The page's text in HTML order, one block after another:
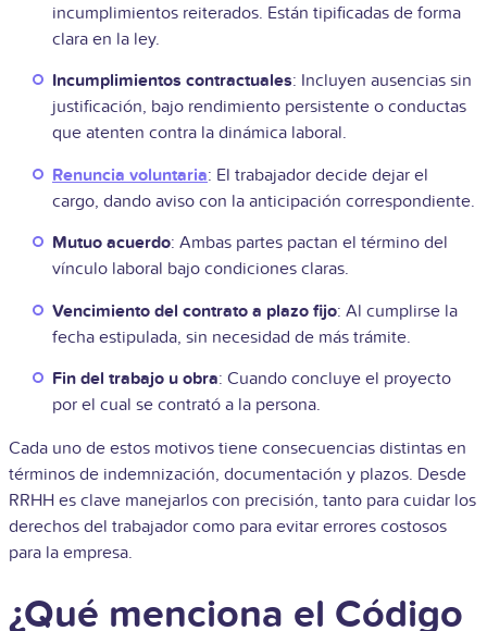
incumplimientos reiterados. Están tipificadas de forma
clara en la ley.
Incumplimientos contractuales: Incluyen ausencias sin
justificación, bajo rendimiento persistente o conductas
que atenten contra la dinámica laboral.
Renuncia voluntaria: El trabajador decide dejar el
cargo, dando aviso con la anticipación correspondiente.
Mutuo acuerdo: Ambas partes pactan el término del
vínculo laboral bajo condiciones claras.
Vencimiento del contrato a plazo fijo: Al cumplirse la
fecha estipulada, sin necesidad de más trámite.
Fin del trabajo u obra: Cuando concluye el proyecto
por el cual se contrató a la persona.
Cada uno de estos motivos tiene consecuencias distintas en
términos de indemnización, documentación y plazos. Desde
RRHH es clave manejarlos con precisión, tanto para cuidar los
derechos del trabajador como para evitar errores costosos
para la empresa.
¿Qué menciona el Código